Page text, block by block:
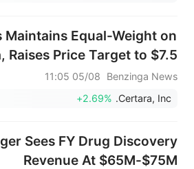
Maintains Equal-Weight on
Raises Price Target to $7.5
Benzinga News
05/08 11:05
Certara, Inc.
+2.69%
Sees FY Drug Discovery
Revenue At $65M-$75M